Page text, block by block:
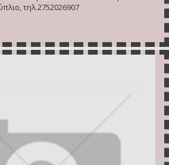
τηλ.2752026907